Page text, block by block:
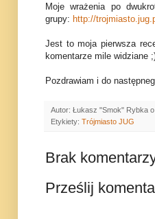
Moje wrażenia po
grupy: http://
Jest to moja pierwsza
komentarze mile widziane
Pozdrawiam i do
Autor: Łukasz "Smok" Rybka o
Etykiety: Trójmiasto JUG
Brak
Prześlij